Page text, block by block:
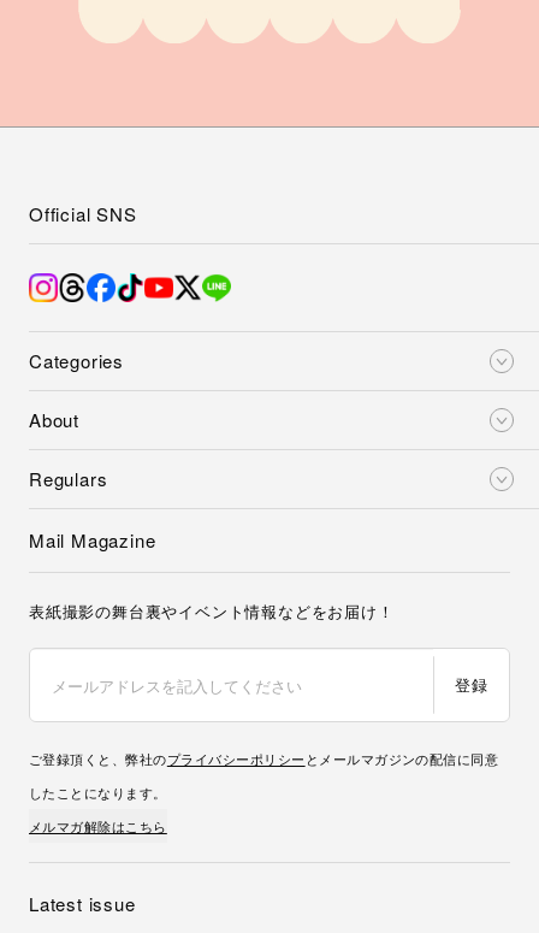
Categories
About
Regulars
Official SNS
Mail Magazine
表紙撮影の舞台裏やイベント情報などをお届け！
登録
ご登録頂くと、弊社のプライバシーポリシー とメールマガジンの配信に同意
したことになります。
メルマガ解除はこちら
Latest issue